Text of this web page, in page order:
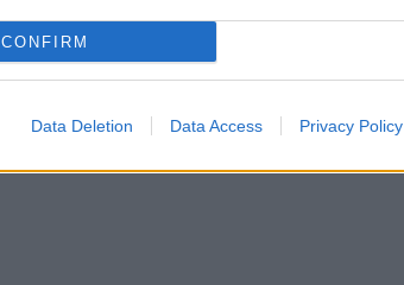
CONFIRM
Data Deletion Data Access Privacy Policy